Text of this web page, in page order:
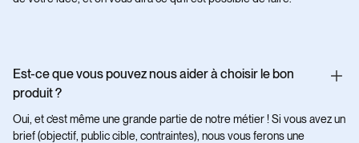
Est-ce que vous pouvez nous aider à choisir le bon
produit ?
Oui, et c’est même une grande partie de notre métier ! Si vous avez un
brief (objectif, public cible, contraintes), nous vous ferons une